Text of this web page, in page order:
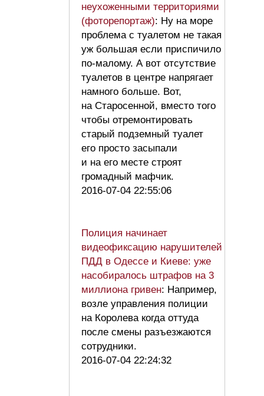
неухоженными территориями
(фоторепортаж): Ну на море
проблема с туалетом не такая
уж большая если приспичило
по-малому. А вот отсутствие
туалетов в центре напрягает
намного больше. Вот,
на Старосенной, вместо того
чтобы отремонтировать
старый подземный туалет
его просто засыпали
и на его месте строят
громадный мафчик.
2016-07-04 22:55:06
Полиция начинает
видеофиксацию нарушителей
ПДД в Одессе и Киеве: уже
насобиралось штрафов на 3
миллиона гривен: Например,
возле управления полиции
на Королева когда оттуда
после смены разъезжаются
сотрудники.
2016-07-04 22:24:32